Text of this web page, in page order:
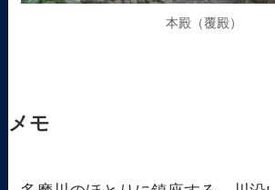
本殿（覆殿）
メモ